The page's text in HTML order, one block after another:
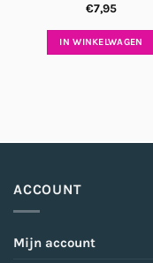
€7,95
IN WINKELWAGEN
ACCOUNT
Mijn account